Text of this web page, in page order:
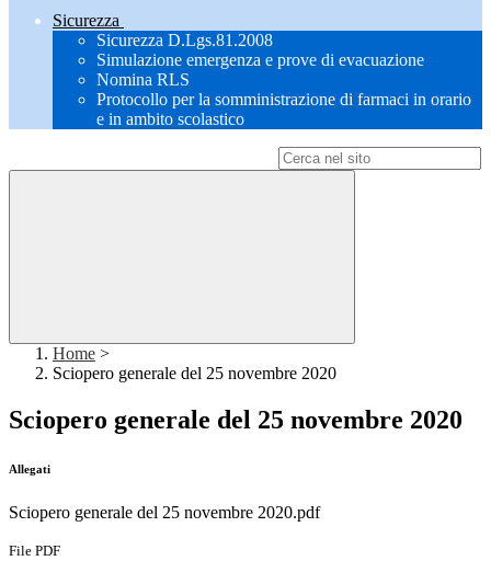
Sicurezza
Sicurezza D.Lgs.81.2008
Simulazione emergenza e prove di evacuazione
Nomina RLS
Protocollo per la somministrazione di farmaci in orario
e in ambito scolastico
Home >
Sciopero generale del 25 novembre 2020
Sciopero generale del 25 novembre 2020
Allegati
Sciopero generale del 25 novembre 2020.pdf
File PDF